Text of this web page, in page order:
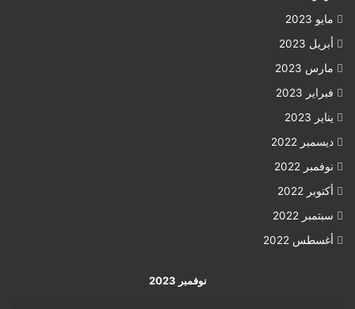
مايو 2023
أبريل 2023
مارس 2023
فبراير 2023
يناير 2023
ديسمبر 2022
نوفمبر 2022
أكتوبر 2022
سبتمبر 2022
أغسطس 2022
نوفمبر 2023